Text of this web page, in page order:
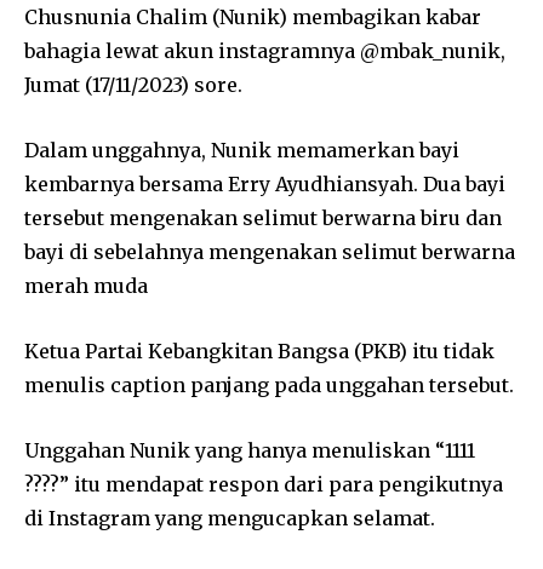
Chusnunia Chalim (Nunik) membagikan kabar
bahagia lewat akun instagramnya @mbak_nunik,
Jumat (17/11/2023) sore.
Dalam unggahnya, Nunik memamerkan bayi
kembarnya bersama Erry Ayudhiansyah. Dua bayi
tersebut mengenakan selimut berwarna biru dan
bayi di sebelahnya mengenakan selimut berwarna
merah muda
Ketua Partai Kebangkitan Bangsa (PKB) itu tidak
menulis caption panjang pada unggahan tersebut.
Unggahan Nunik yang hanya menuliskan “1111
????” itu mendapat respon dari para pengikutnya
di Instagram yang mengucapkan selamat.